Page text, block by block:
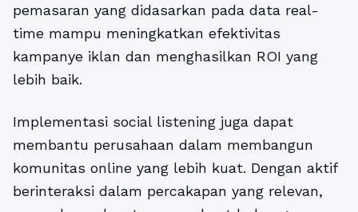
pemasaran yang didasarkan pada data real-
time mampu meningkatkan efektivitas
kampanye iklan dan menghasilkan ROI yang
lebih baik.
Implementasi social listening juga dapat
membantu perusahaan dalam membangun
komunitas online yang lebih kuat. Dengan aktif
berinteraksi dalam percakapan yang relevan,